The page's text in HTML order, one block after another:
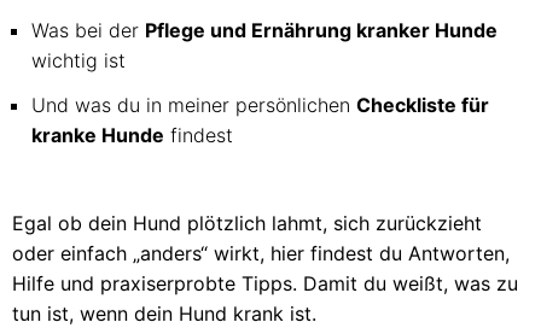
Was bei der Pflege und Ernährung kranker Hunde
wichtig ist
Und was du in meiner persönlichen Checkliste für
kranke Hunde findest
Egal ob dein Hund plötzlich lahmt, sich zurückzieht
oder einfach „anders“ wirkt, hier findest du Antworten,
Hilfe und praxiserprobte Tipps. Damit du weißt, was zu
tun ist, wenn dein Hund krank ist.